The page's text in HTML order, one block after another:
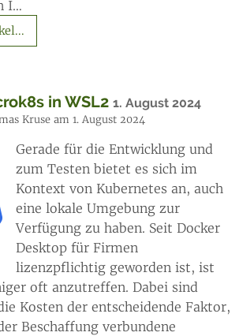
I…
in WSL2 1. August 2024
Kruse am 1. August 2024
Gerade für die Entwicklung und
zum Testen bietet es sich im
Kontext von Kubernetes an, auch
eine lokale Umgebung zur
Verfügung zu haben. Seit Docker
Desktop für Firmen
lizenzpflichtig geworden ist, ist
oft anzutreffen. Dabei sind
Kosten der entscheidende Faktor,
Beschaffung verbundene